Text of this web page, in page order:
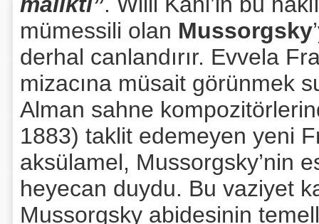
mümessili olan Mussorgsky
derhal canlandırır. Evvela
mizacına müsait görünmek
Alman sahne
1883) taklit edemeyen yeni
aksülamel, Mussorgsky’nin
heyecan duydu. Bu vaziyet
Mussorgsky abidesinin